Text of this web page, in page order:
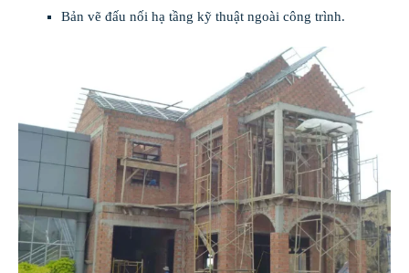
Bản vẽ đấu nối hạ tầng kỹ thuật ngoài công trình.